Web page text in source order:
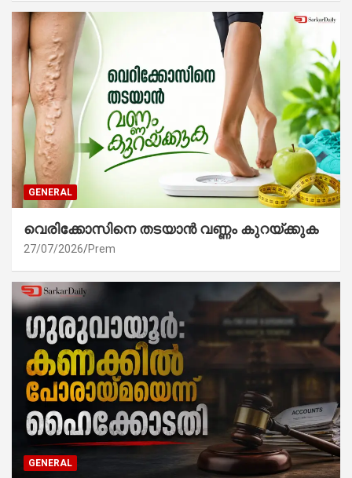
GENERAL
വെരിക്കോസിനെ തടയാൻ വണ്ണം കുറയ്ക്കുക
27/07/2026 Prem
GENERAL